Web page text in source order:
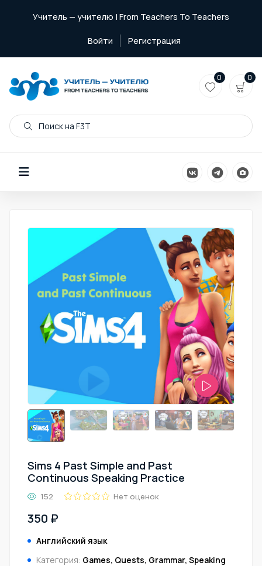
Учитель — учителю | From Teachers To Teachers
Войти Регистрация
Поиск на F3T
0 0
Sims 4 Past Simple and Past
Continuous Speaking Practice
152 Нет оценок
350 ₽
Английский язык
Категория: Games, Quests, Grammar, Speaking